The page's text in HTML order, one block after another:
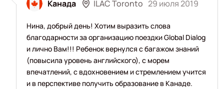
Канада ILAC Toronto 29 июля 2019
Нина, добрый день! Хотим выразить слова
благодарности за организацию поездки Global Dialog
и лично Вам!!! Ребенок вернулся с багажом знаний
(повысила уровень английского), с морем
впечатлений, с вдохновением и стремлением учится
и в перспективе получить образование в Канаде.